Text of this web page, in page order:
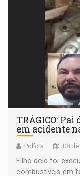
TRÁGICO:
em acidente
Polícia 08
Filho dele foi
combustíveis em